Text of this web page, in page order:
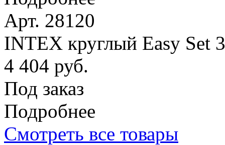
Арт. 28120
INTEX круглый Easy Set
4 404 руб.
Под заказ
Подробнее
Смотреть все товары